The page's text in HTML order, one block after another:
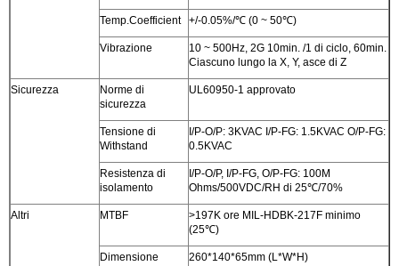
Temp.Coefficient +/-0.05%/℃ (0 ~ 50℃)
Vibrazione
10 ~ 500Hz, 2G 10min. /1 di ciclo, 60min.
Ciascuno lungo la X, Y, asce di Z
Sicurezza
Norme di
sicurezza
UL60950-1 approvato
Tensione di
Withstand
I/P-O/P: 3KVAC I/P-FG: 1.5KVAC O/P-FG:
0.5KVAC
Resistenza di
isolamento
I/P-O/P, I/P-FG, O/P-FG: 100M
Ohms/500VDC/RH di 25℃/70%
Altri MTBF
>197K ore MIL-HDBK-217F minimo
(25℃)
Dimensione 260*140*65mm (L*W*H)